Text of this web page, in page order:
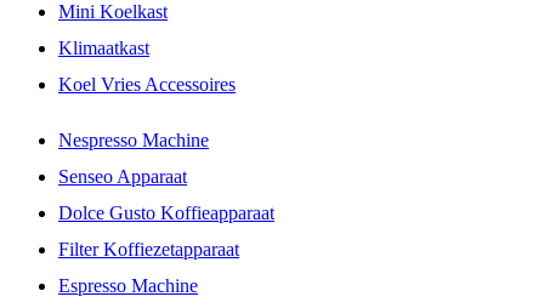
Mini Koelkast
Klimaatkast
Koel Vries Accessoires
Nespresso Machine
Senseo Apparaat
Dolce Gusto Koffieapparaat
Filter Koffiezetapparaat
Espresso Machine